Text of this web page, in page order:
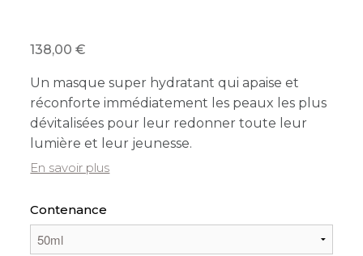
138,00
Un masque super hydratant qui apaise et
réconforte immédiatement les peaux les plus
dévitalisées pour leur redonner toute leur
lumière et leur jeunesse.
En savoir plus
Contenance